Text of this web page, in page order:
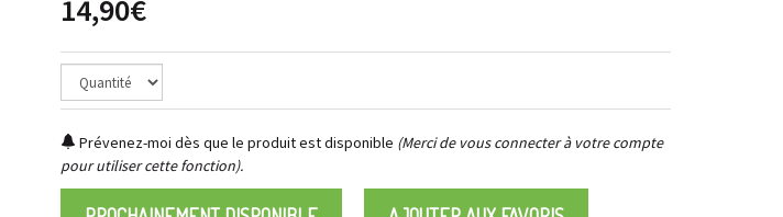
14,90€
Prévenez-moi dès que le produit est disponible (Merci de vous connecter à votre compte
pour utiliser cette fonction).